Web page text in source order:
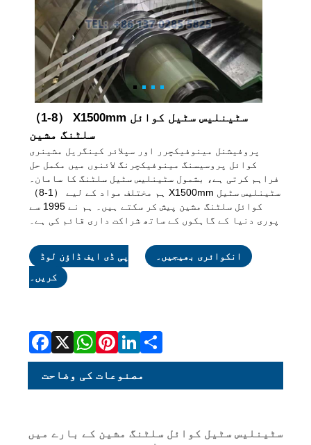
（1-8） X1500mm سٹینلیس سٹیل کوائل
سلٹنگ مشین
پروفیشنل مینوفیکچرر اور سپلائر کینگریل مشینری
کوائل پروسیسنگ مینوفیکچرنگ لائنوں میں مکمل حل
فراہم کرتی ہے، بشمول سٹینلیس سٹیل سلٹنگ کا سامان۔
ہم مختلف مواد کے لیے （1-8） X1500mm سٹینلیس سٹیل
کوائل سلٹنگ مشین پیش کر سکتے ہیں۔ ہم نے 1995 سے
پوری دنیا کے گاہکوں کے ساتھ شراکت داری قائم کی ہے۔
انکوائری بھیجیں۔
پی ڈی ایف ڈاؤن لوڈ
کریں۔
مصنوعات کی وضاحت
سٹینلیس سٹیل کوائل سلٹنگ مشین کے بارے میں